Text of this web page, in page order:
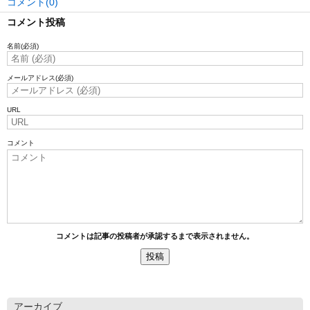
コメント投稿
名前(必須)
メールアドレス(必須)
URL
コメント
コメントは記事の投稿者が承認するまで表示されません。
アーカイブ